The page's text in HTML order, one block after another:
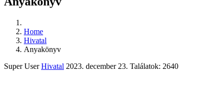
Home
Hivatal
Anyakönyv
Super User Hivatal 2023. december 23. Találatok: 2640